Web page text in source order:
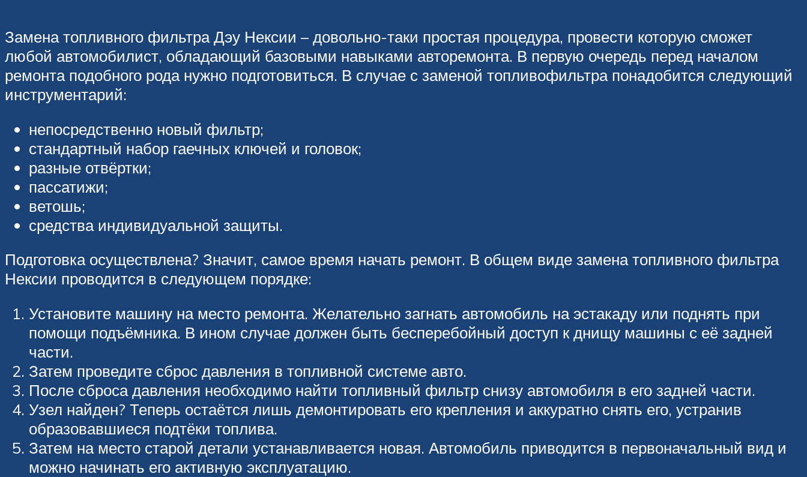
Замена топливного фильтра Дэу Нексии – довольно-таки простая процедура, провести которую сможет
любой автомобилист, обладающий базовыми навыками авторемонта. В первую очередь перед началом
ремонта подобного рода нужно подготовиться. В случае с заменой топливофильтра понадобится следующий
инструментарий:
непосредственно новый фильтр;
стандартный набор гаечных ключей и головок;
разные отвёртки;
пассатижи;
ветошь;
средства индивидуальной защиты.
Подготовка осуществлена? Значит, самое время начать ремонт. В общем виде замена топливного фильтра
Нексии проводится в следующем порядке:
Установите машину на место ремонта. Желательно загнать автомобиль на эстакаду или поднять при
помощи подъёмника. В ином случае должен быть бесперебойный доступ к днищу машины с её задней
части.
Затем проведите сброс давления в топливной системе авто.
После сброса давления необходимо найти топливный фильтр снизу автомобиля в его задней части.
Узел найден? Теперь остаётся лишь демонтировать его крепления и аккуратно снять его, устранив
образовавшиеся подтёки топлива.
Затем на место старой детали устанавливается новая. Автомобиль приводится в первоначальный вид и
можно начинать его активную эксплуатацию.